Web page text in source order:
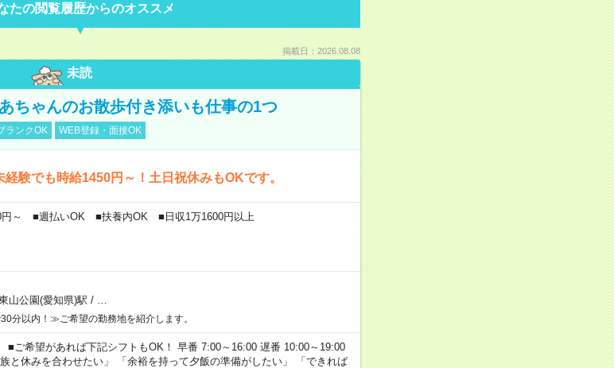
たの閲覧履歴からのオススメ
掲載日：2026.08.08
未読
ちゃんのお散歩付き添いも仕事の1つ
ランクOK WEB登録・面接OK
験でも時給1450円～！土日祝休みもOKです。
円～ ■週払いOK ■扶養内OK ■日収1万1600円以上
山公園(愛知県)駅 /
分以内！≫ご希望の勤務地を紹介します。
■ご希望があれば下記シフトもOK！ 早番 7:00～16:00 遅番 10:00～19:00
と休みを合わせたい」 「余裕を持って夕飯の準備がしたい」 「できれば